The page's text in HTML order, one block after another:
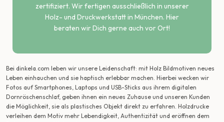
zertifiziert. Wir fertigen ausschließlich in unserer
Holz- und Druckwerkstatt in München. Hier
beraten wir Dich gerne auch vor Ort!
Bei dinkela.com leben wir unsere Leidenschaft: mit Holz Bildmotiven neues
Leben einhauchen und sie haptisch erlebbar machen. Hierbei wecken wir
Fotos auf Smartphones, Laptops und USB-Sticks aus ihrem digitalen
Dornröschenschlaf, geben ihnen ein neues Zuhause und unseren Kunden
die Möglichkeit, sie als plastisches Objekt direkt zu erfahren. Holzdrucke
verleihen dem Motiv mehr Lebendigkeit, Authentizität und eröffnen dem